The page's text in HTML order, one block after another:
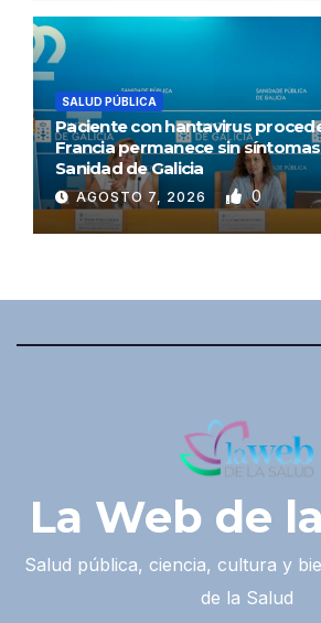
SALUD PÚBLICA
Paciente con hantavirus
Francia permanece sin
Sanidad de Galicia
AGOSTO 7, 2026 0
La Web de
Salud pública, ciencia, cultura y
de la Salud